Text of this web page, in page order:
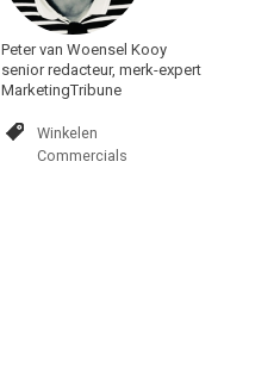
Peter van Woensel Kooy
senior redacteur, merk-expert
MarketingTribune
Winkelen
Commercials